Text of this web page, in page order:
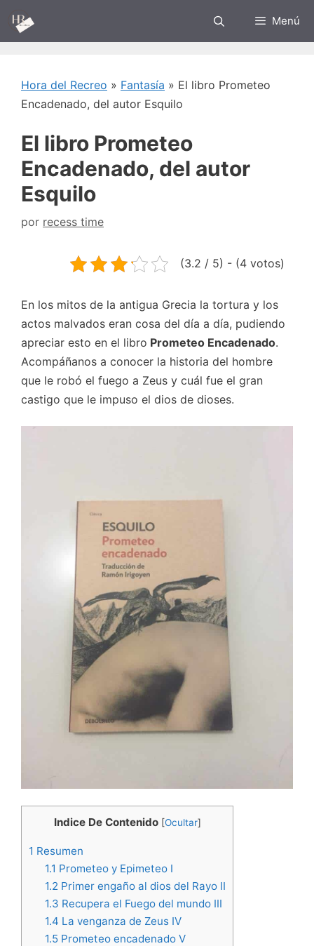
Saltar
contenido
Menú
Hora del Recreo » Fantasía » El libro Prometeo
Encadenado, del autor Esquilo
El libro Prometeo
Encadenado, del autor
Esquilo
por recess time
(3.2 / 5) - (4 votos)
En los mitos de la antigua Grecia la tortura y los
actos malvados eran cosa del día a día, pudiendo
apreciar esto en el libro Prometeo Encadenado.
Acompáñanos a conocer la historia del hombre
que le robó el fuego a Zeus y cuál fue el gran
castigo que le impuso el dios de dioses.
Indice De Contenido [Ocultar]
1 Resumen
1.1 Prometeo y Epimeteo I
1.2 Primer engaño al dios del Rayo II
1.3 Recupera el Fuego del mundo III
1.4 La venganza de Zeus IV
1.5Prometeo encadenado V